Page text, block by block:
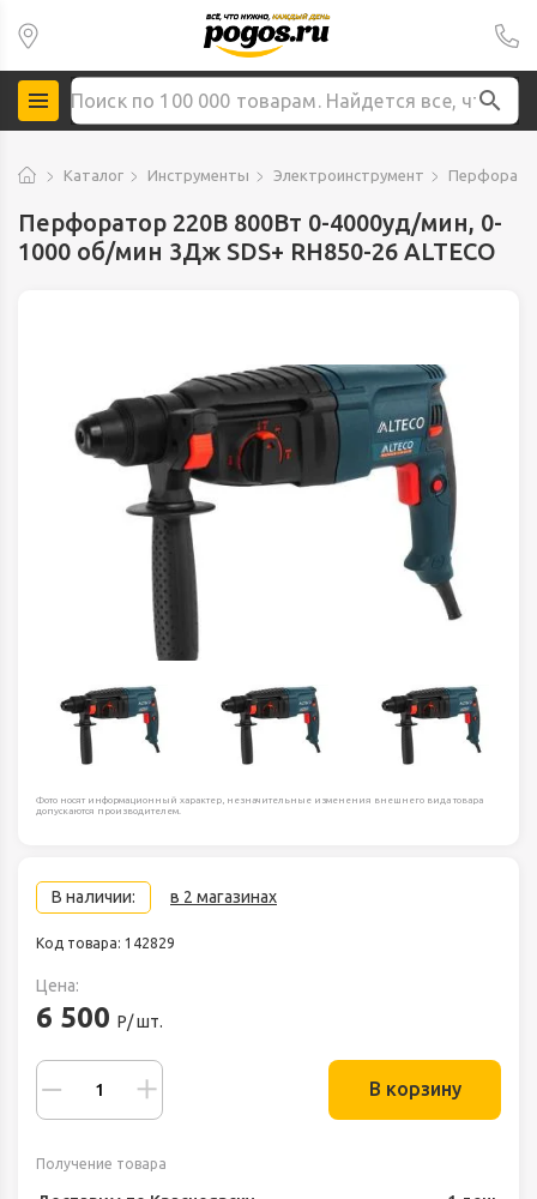
Каталог Инструменты Электроинструмент
Перфоратор 220В 800Вт 0-4000уд/мин, 0-
1000 об/мин 3Дж SDS+ RH850-26 ALTECO
Фото носят информационный характер, незначительные изменения внешнего вида товара
допускаются производителем.
В наличии: в 2 магазинах
Код товара: 142829
Цена:
6 500 Р/ шт.
В корзину
Получение товара